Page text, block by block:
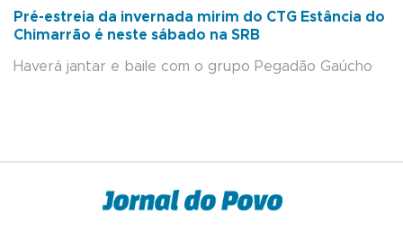
Pré-estreia da invernada mirim do CTG Estância do
Chimarrão é neste sábado na SRB
Haverá jantar e baile com o grupo Pegadão Gaúcho